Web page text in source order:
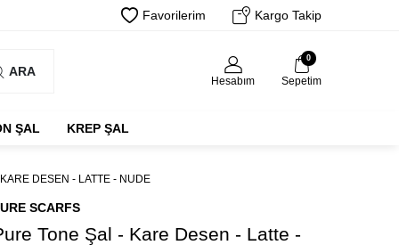
Favorilerim Kargo Takip
ARA
Hesabım
0
Sepetim
ŞAL KREP ŞAL
DESEN - LATTE - NUDE
SCARFS
Tone Şal - Kare Desen - Latte -